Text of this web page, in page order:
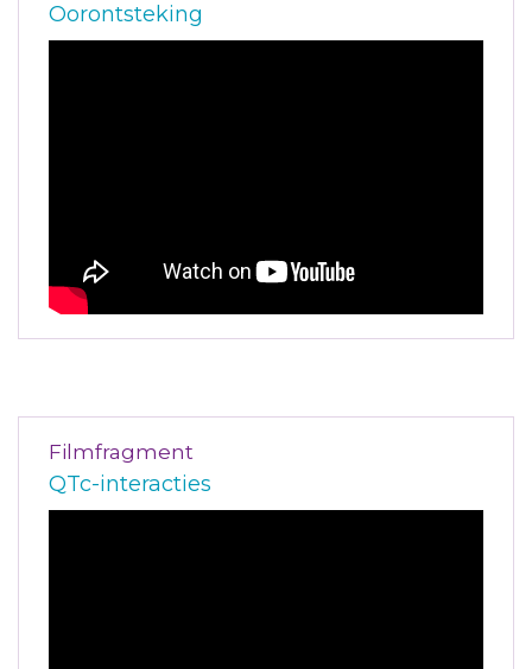
Oorontsteking
Filmfragment
QTc-interacties